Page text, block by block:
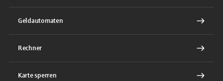
Geldautomaten
Rechner
Karte sperren